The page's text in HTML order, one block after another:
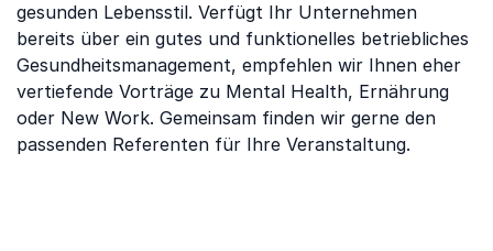
gesunden Lebensstil. Verfügt Ihr Unternehmen
bereits über ein gutes und funktionelles betriebliches
Gesundheitsmanagement, empfehlen wir Ihnen eher
vertiefende Vorträge zu Mental Health, Ernährung
oder New Work. Gemeinsam finden wir gerne den
passenden Referenten für Ihre Veranstaltung.